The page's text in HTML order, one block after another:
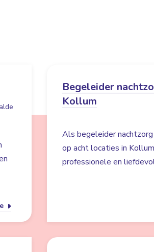
Begeleider
Kollum
Als begeleider nachtzorg
op acht locaties in
professionele en